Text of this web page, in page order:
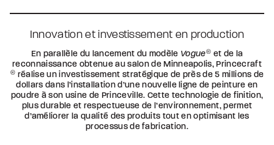
Innovation et investissement en production
En parallèle du lancement du modèle Vogue® et de la
reconnaissance obtenue au salon de Minneapolis, Princecraft
® réalise un investissement stratégique de près de 5 millions de
dollars dans l’installation d’une nouvelle ligne de peinture en
poudre à son usine de Princeville. Cette technologie de finition,
plus durable et respectueuse de l’environnement, permet
d’améliorer la qualité des produits tout en optimisant les
processus de fabrication.